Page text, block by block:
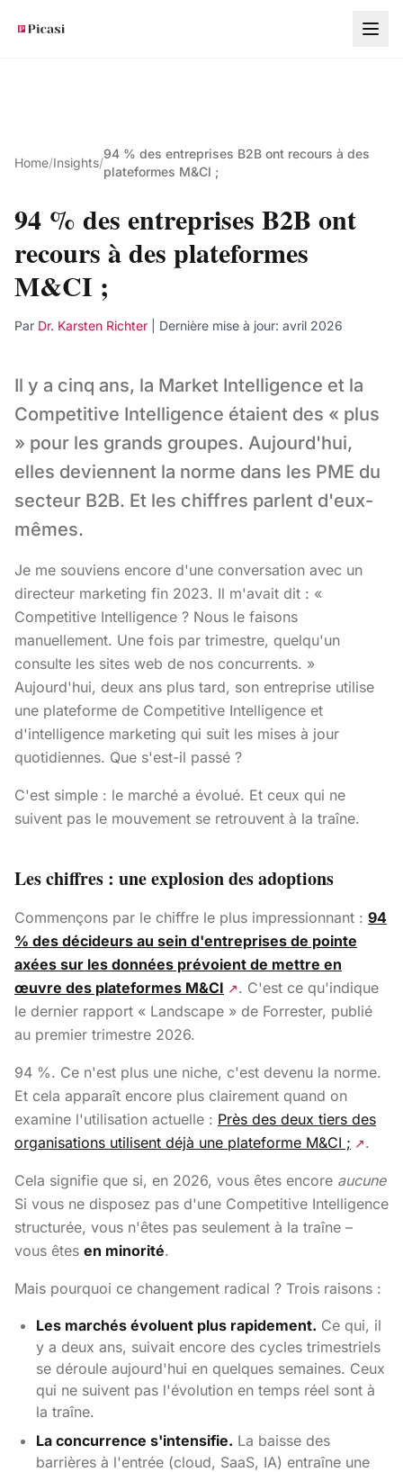
Home/Insights/
94 % des entreprises B2B ont recours à des
plateformes M&CI ;
94 % des entreprises B2B ont
recours à des plateformes
M&CI ;
Par Dr. Karsten Richter | Dernière mise à jour: avril 2026
Il y a cinq ans, la Market Intelligence et la
Competitive Intelligence étaient des « plus
» pour les grands groupes. Aujourd'hui,
elles deviennent la norme dans les PME du
secteur B2B. Et les chiffres parlent d'eux-
mêmes.
Je me souviens encore d'une conversation avec un
directeur marketing fin 2023. Il m'avait dit : «
Competitive Intelligence ? Nous le faisons
manuellement. Une fois par trimestre, quelqu'un
consulte les sites web de nos concurrents. »
Aujourd'hui, deux ans plus tard, son entreprise utilise
une plateforme de Competitive Intelligence et
d'intelligence marketing qui suit les mises à jour
quotidiennes. Que s'est-il passé ?
C'est simple : le marché a évolué. Et ceux qui ne
suivent pas le mouvement se retrouvent à la traîne.
Les chiffres : une explosion des adoptions
Commençons par le chiffre le plus impressionnant : 94
% des décideurs au sein d'entreprises de pointe
axées sur les données prévoient de mettre en
œuvre des plateformes M&CI ↗. C'est ce qu'indique
le dernier rapport « Landscape » de Forrester, publié
au premier trimestre 2026.
94 %. Ce n'est plus une niche, c'est devenu la norme.
Et cela apparaît encore plus clairement quand on
examine l'utilisation actuelle : Près des deux tiers des
organisations utilisent déjà une plateforme M&CI ; ↗.
Cela signifie que si, en 2026, vous êtes encore aucune
Si vous ne disposez pas d'une Competitive Intelligence
structurée, vous n'êtes pas seulement à la traîne –
vous êtes en minorité.
Mais pourquoi ce changement radical ? Trois raisons :
Les marchés évoluent plus rapidement. Ce qui, il
y a deux ans, suivait encore des cycles trimestriels
se déroule aujourd'hui en quelques semaines. Ceux
qui ne suivent pas l'évolution en temps réel sont à
la traîne.
La concurrence s'intensifie. La baisse des
barrières à l'entrée (cloud, SaaS, IA) entraîne une